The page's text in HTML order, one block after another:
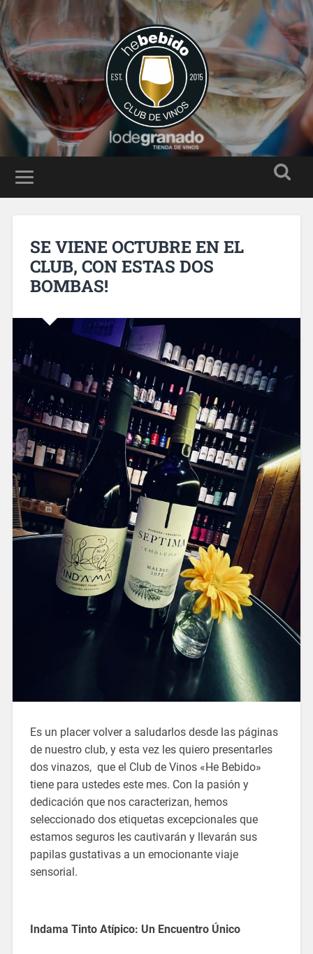
SE VIENE OCTUBRE EN EL
CLUB, CON ESTAS DOS
BOMBAS!
Es un placer volver a saludarlos desde las páginas
de nuestro club, y esta vez les quiero presentarles
dos vinazos, que el Club de Vinos «He Bebido»
tiene para ustedes este mes. Con la pasión y
dedicación que nos caracterizan, hemos
seleccionado dos etiquetas excepcionales que
estamos seguros les cautivarán y llevarán sus
papilas gustativas a un emocionante viaje
sensorial.
Indama Tinto Atípico: Un Encuentro Único